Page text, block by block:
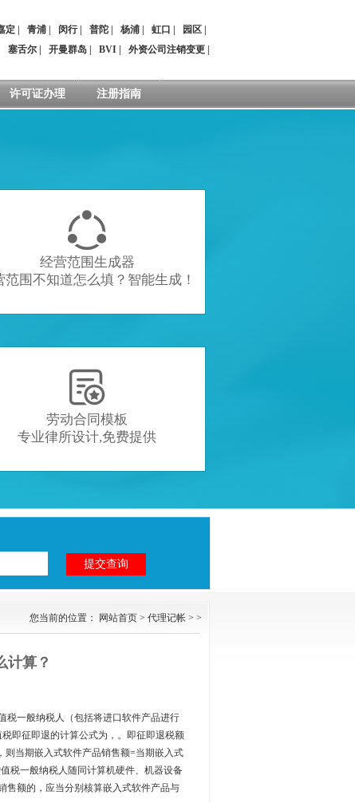
定 青浦 闵行| 普陀 杨浦 虹口 园区
塞舌尔 开曼群岛 BVI 外资公司注销变更
许可证办理 注册指南

经营范围生成器
范围不知道怎么填？智能生成！

劳动合同模板
专业律所设计,免费提供
您当前的位置： 网站首页 > 代理记帐 > >
计算？
税一般纳税人（包括将进口软件产品进行
即征即退的计算公式为，。即征即退税额
当期嵌入式软件产品销售额=当期嵌入式
税一般纳税人随同计算机硬件、机器设备
售额的，应当分别核算嵌入式软件产品与